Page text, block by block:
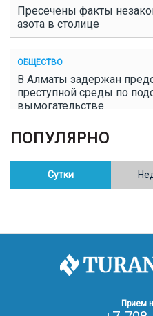
Пресечены факты
азота в столице
ОБЩЕСТВО
В Алматы задержан
преступной среды по
вымогательстве
ОБЩЕСТВО
Полицейские пресекли
конопли в Таразе
Казахстан возглавил
8 тыс. жителей
за тепло после проверки
ПОПУЛЯРНО
Сутки
Прием